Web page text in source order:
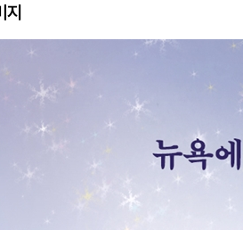
한 놀이동산 48
날 51
들 54
물 나게 아름다운 풍경 57
망 실현 리스트 60
려준 밥상 64
딴 거 싫다 69
욕은 안 되는 게 없구나! 71
버릇 73
지